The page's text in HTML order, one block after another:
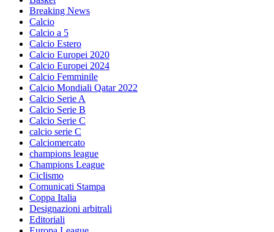
Breaking News
Calcio
Calcio a 5
Calcio Estero
Calcio Europei 2020
Calcio Europei 2024
Calcio Femminile
Calcio Mondiali Qatar 2022
Calcio Serie A
Calcio Serie B
Calcio Serie C
calcio serie C
Calciomercato
champions league
Champions League
Ciclismo
Comunicati Stampa
Coppa Italia
Designazioni arbitrali
Editoriali